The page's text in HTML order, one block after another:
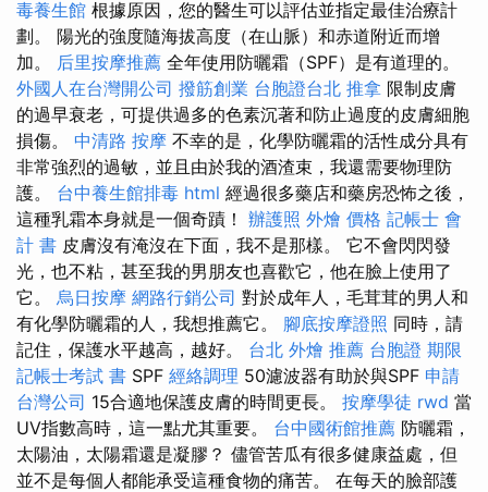
毒養生館 根據原因，您的醫生可以評估並指定最佳治療計
劃。 陽光的強度隨海拔高度（在山脈）和赤道附近而增
加。 后里按摩推薦 全年使用防曬霜（SPF）是有道理的。
外國人在台灣開公司 撥筋創業 台胞證台北 推拿 限制皮膚
的過早衰老，可提供過多的色素沉著和防止過度的皮膚細胞
損傷。 中清路 按摩 不幸的是，化學防曬霜的活性成分具有
非常強烈的過敏，並且由於我的酒渣束，我還需要物理防
護。 台中養生館排毒 html 經過很多藥店和藥房恐怖之後，
這種乳霜本身就是一個奇蹟！ 辦護照 外燴 價格 記帳士 會
計 書 皮膚沒有淹沒在下面，我不是那樣。 它不會閃閃發
光，也不粘，甚至我的男朋友也喜歡它，他在臉上使用了
它。 烏日按摩 網路行銷公司 對於成年人，毛茸茸的男人和
有化學防曬霜的人，我想推薦它。 腳底按摩證照 同時，請
記住，保護水平越高，越好。 台北 外燴 推薦 台胞證 期限
記帳士考試 書 SPF 經絡調理 50濾波器有助於與SPF 申請
台灣公司 15合適地保護皮膚的時間更長。 按摩學徒 rwd 當
UV指數高時，這一點尤其重要。 台中國術館推薦 防曬霜，
太陽油，太陽霜還是凝膠？ 儘管苦瓜有很多健康益處，但
並不是每個人都能承受這種食物的痛苦。 在每天的臉部護